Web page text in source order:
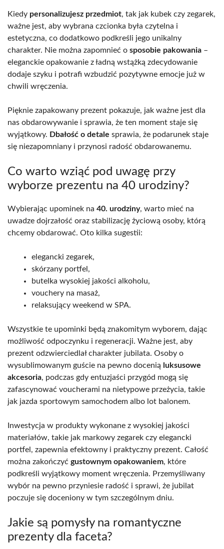
Kiedy personalizujesz przedmiot, tak jak kubek czy zegarek,
ważne jest, aby wybrana czcionka była czytelna i
estetyczna, co dodatkowo podkreśli jego unikalny
charakter. Nie można zapomnieć o sposobie pakowania –
eleganckie opakowanie z ładną wstążką zdecydowanie
dodaje szyku i potrafi wzbudzić pozytywne emocje już w
chwili wręczenia.
Pięknie zapakowany prezent pokazuje, jak ważne jest dla
nas obdarowywanie i sprawia, że ten moment staje się
wyjątkowy. Dbałość o detale sprawia, że podarunek staje
się niezapomniany i przynosi radość obdarowanemu.
Co warto wziąć pod uwagę przy
wyborze prezentu na 40 urodziny?
Wybierając upominek na 40. urodziny, warto mieć na
uwadze dojrzałość oraz stabilizację życiową osoby, którą
chcemy obdarować. Oto kilka sugestii:
elegancki zegarek,
skórzany portfel,
butelka wysokiej jakości alkoholu,
vouchery na masaż,
relaksujący weekend w SPA.
Wszystkie te upominki będą znakomitym wyborem, dając
możliwość odpoczynku i regeneracji. Ważne jest, aby
prezent odzwierciedlał charakter jubilata. Osoby o
wysublimowanym guście na pewno docenią luksusowe
akcesoria, podczas gdy entuzjaści przygód mogą się
zafascynować voucherami na nietypowe przeżycia, takie
jak jazda sportowym samochodem albo lot balonem.
Inwestycja w produkty wykonane z wysokiej jakości
materiałów, takie jak markowy zegarek czy elegancki
portfel, zapewnia efektowny i praktyczny prezent. Całość
można zakończyć gustownym opakowaniem, które
podkreśli wyjątkowy moment wręczenia. Przemyśliwany
wybór na pewno przyniesie radość i sprawi, że jubilat
poczuje się doceniony w tym szczególnym dniu.
Jakie są pomysły na romantyczne
prezenty dla faceta?